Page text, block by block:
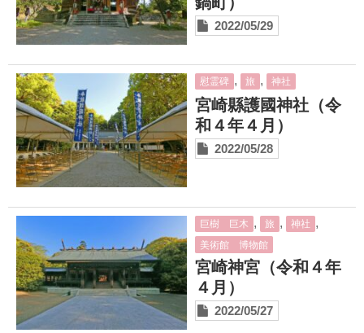
2022/05/29
慰霊碑 , 旅 , 神社
宮崎縣護國神社（令
和４年４月）
2022/05/28
巨樹 巨木 , 旅 , 神社 ,
美術館 博物館
宮崎神宮（令和４年
４月）
2022/05/27